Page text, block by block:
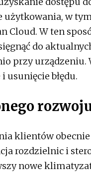
użytkowania, w
Cloud. W ten
do
przy
błędu.
klientów
rozdzielnic i
nowe